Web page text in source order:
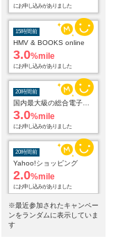
HMV & BOOKS online
3.0%mile
にお申し込みがありました
国内最大級の総合電子書籍ストア ブックライブ
3.0%mile
にお申し込みがありました
Yahoo!ショッピング
2.0%mile
にお申し込みがありました
Qoo10
3.0 %mile
※最近参加されたキャンペー
ンをランダムに表示していま
す